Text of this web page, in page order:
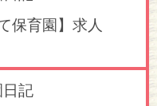
保育園】求人
日記